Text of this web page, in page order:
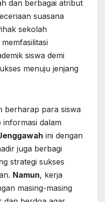
dan berbagai atribut
suasana
sekolah
siswa demi
menuju jenjang
berharap para siswa
informasi dalam
ini dengan
juga berbagi
strategi sukses
Namun, kerja
masing-masing